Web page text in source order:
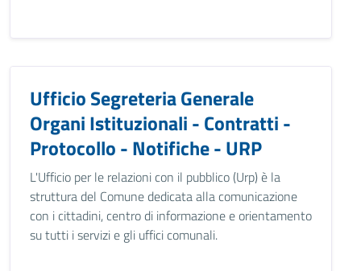
Ufficio Segreteria Generale
Organi Istituzionali - Contratti -
Protocollo - Notifiche - URP
L'Ufficio per le relazioni con il pubblico (Urp) è la
struttura del Comune dedicata alla comunicazione
con i cittadini, centro di informazione e orientamento
su tutti i servizi e gli uffici comunali.